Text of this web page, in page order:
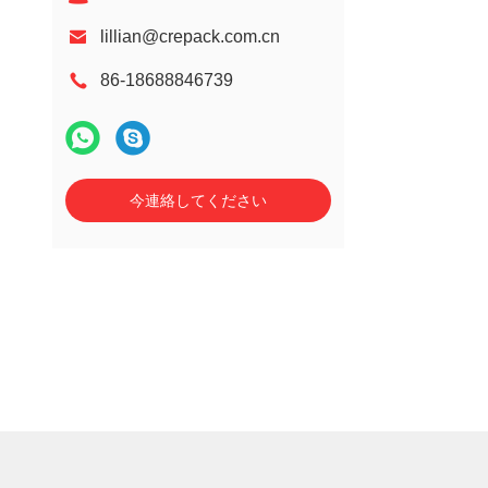
lillian@crepack.com.cn
86-18688846739
今連絡してください